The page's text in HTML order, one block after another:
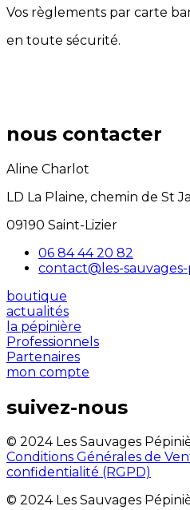
Vos règlements par carte
en toute sécurité.
nous contacter
Aline Charlot
LD La Plaine, chemin de St
09190 Saint-Lizier
06 84 44 20 82
contact@les-
boutique
actualités
la pépinière
Professionnels
Partenaires
mon compte
suivez-nous
© 2024 Les Sauvages
Conditions Générales de
confidentialité (RGPD)
© 2024 Les Sauvages